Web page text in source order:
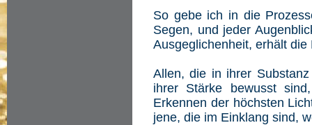
So gebe ich in die
Segen, und jeder
Ausgeglichenheit, erhält
Allen, die in ihrer
ihrer Stärke bewusst
Erkennen der höchsten
jene, die im Einklang sind,